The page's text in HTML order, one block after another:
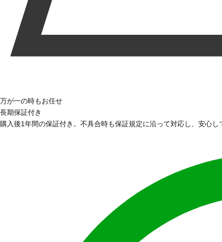
万が一の時もお任せ
長期保証付き
購入後1年間の保証付き。不具合時も保証規定に沿って対応し、安心